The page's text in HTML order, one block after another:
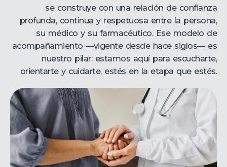
se construye con una relación de confianza
profunda, continua y respetuosa entre la persona,
su médico y su farmacéutico. Ese modelo de
acompañamiento —vigente desde hace siglos— es
nuestro pilar: estamos aquí para escucharte,
orientarte y cuidarte, estés en la etapa que estés.